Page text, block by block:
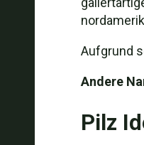
Aufgrund
Andere
Pilz